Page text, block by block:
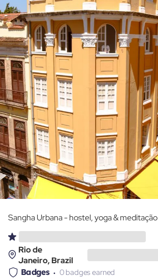
Sangha Urbana - hostel, yoga & meditação
Rio de
Janeiro, Brazil
Badges 0 badges earned